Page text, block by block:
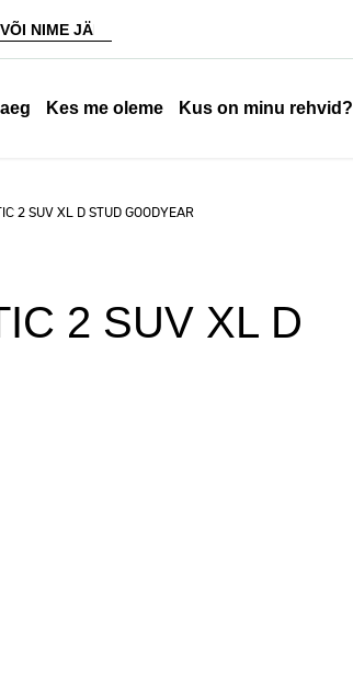
Kes me oleme Kus on minu rehvid?
2 SUV XL D STUD GOODYEAR
2 SUV XL D